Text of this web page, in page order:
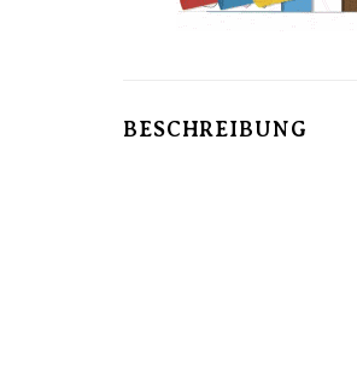
BESCHREIBUNG